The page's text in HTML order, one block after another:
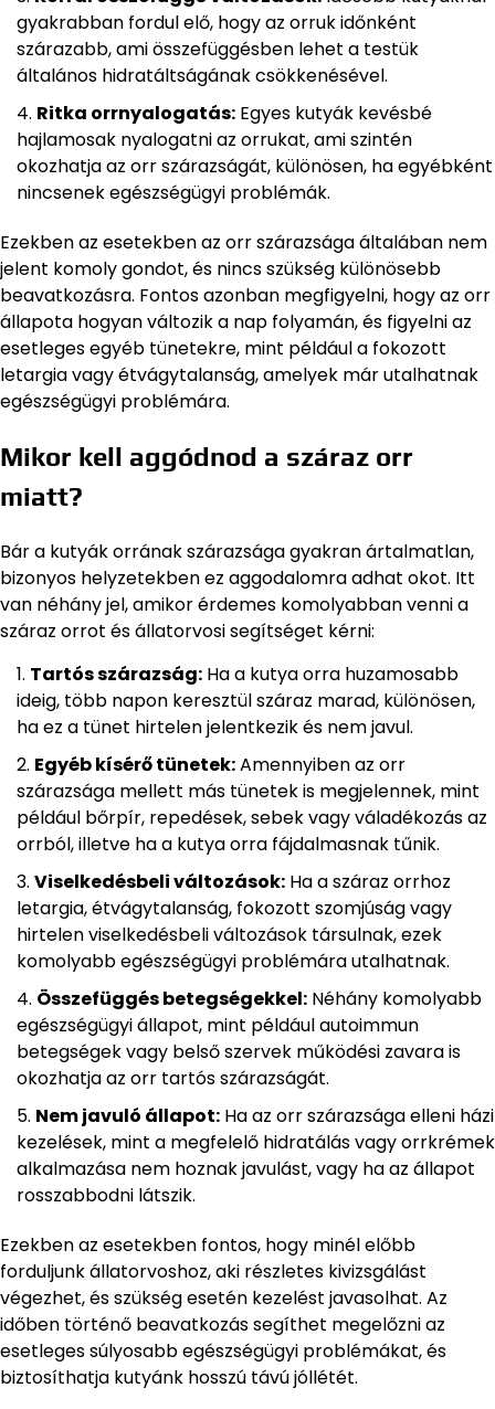
gyakrabban fordul elő, hogy az orruk időnként
szárazabb, ami összefüggésben lehet a testük
általános hidratáltságának csökkenésével.
Ritka orrnyalogatás: Egyes kutyák kevésbé
hajlamosak nyalogatni az orrukat, ami szintén
okozhatja az orr szárazságát, különösen, ha egyébként
nincsenek egészségügyi problémák.
Ezekben az esetekben az orr szárazsága általában nem
jelent komoly gondot, és nincs szükség különösebb
beavatkozásra. Fontos azonban megfigyelni, hogy az orr
állapota hogyan változik a nap folyamán, és figyelni az
esetleges egyéb tünetekre, mint például a fokozott
letargia vagy étvágytalanság, amelyek már utalhatnak
egészségügyi problémára.
Mikor kell aggódnod a száraz orr
miatt?
Bár a kutyák orrának szárazsága gyakran ártalmatlan,
bizonyos helyzetekben ez aggodalomra adhat okot. Itt
van néhány jel, amikor érdemes komolyabban venni a
száraz orrot és állatorvosi segítséget kérni:
Tartós szárazság: Ha a kutya orra huzamosabb
ideig, több napon keresztül száraz marad, különösen,
ha ez a tünet hirtelen jelentkezik és nem javul.
Egyéb kísérő tünetek:Amennyiben az orr
szárazsága mellett más tünetek is megjelennek, mint
például bőrpír, repedések, sebek vagy váladékozás az
orrból, illetve ha a kutya orra fájdalmasnak tűnik.
Viselkedésbeli változások: Ha a száraz orrhoz
letargia, étvágytalanság, fokozott szomjúság vagy
hirtelen viselkedésbeli változások társulnak, ezek
komolyabb egészségügyi problémára utalhatnak.
Összefüggés betegségekkel: Néhány komolyabb
egészségügyi állapot, mint például autoimmun
betegségek vagy belső szervek működési zavara is
okozhatja az orr tartós szárazságát.
Nem javuló állapot: Ha az orr szárazsága elleni házi
kezelések, mint a megfelelő hidratálás vagy orrkrémek
alkalmazása nem hoznak javulást, vagy ha az állapot
rosszabbodni látszik.
Ezekben az esetekben fontos, hogy minél előbb
forduljunk állatorvoshoz, aki részletes kivizsgálást
végezhet, és szükség esetén kezelést javasolhat. Az
időben történő beavatkozás segíthet megelőzni az
esetleges súlyosabb egészségügyi problémákat, és
biztosíthatja kutyánk hosszú távú jóllétét.